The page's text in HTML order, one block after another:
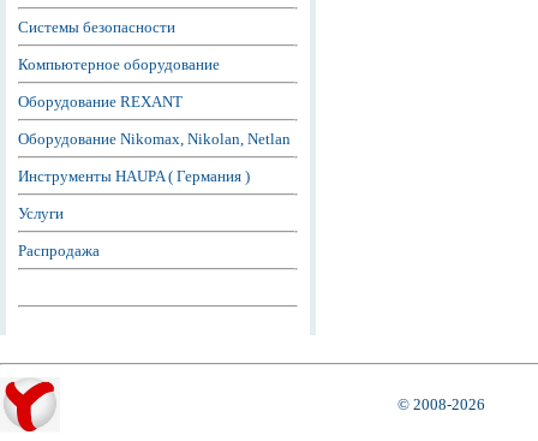
Системы безопасности
Компьютерное оборудование
Оборудование REXANT
Оборудование Nikomax, Nikolan, Netlan
Инструменты HAUPA ( Германия )
Услуги
Распродажа
© 2008-2026